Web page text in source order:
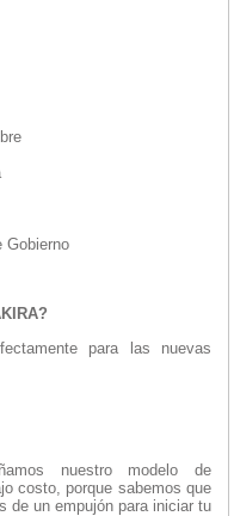
Gobierno
para las nuevas
nuestro modelo de
costo, porque sabemos que
de un empujón para iniciar tu